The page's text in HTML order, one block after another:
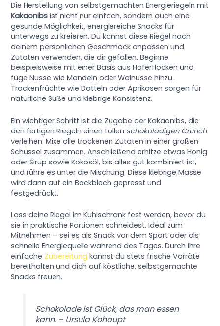
Die Herstellung von selbstgemachten Energieriegeln mit
Kakaonibs ist nicht nur einfach, sondern auch eine
gesunde Möglichkeit, energiereiche Snacks für
unterwegs zu kreieren. Du kannst diese Riegel nach
deinem persönlichen Geschmack anpassen und
Zutaten verwenden, die dir gefallen. Beginne
beispielsweise mit einer Basis aus Haferflocken und
füge Nüsse wie Mandeln oder Walnüsse hinzu.
Trockenfrüchte wie Datteln oder Aprikosen sorgen für
natürliche Süße und klebrige Konsistenz.
Ein wichtiger Schritt ist die Zugabe der Kakaonibs, die
den fertigen Riegeln einen tollen schokoladigen Crunch
verleihen. Mixe alle trockenen Zutaten in einer großen
Schüssel zusammen. Anschließend erhitze etwas Honig
oder Sirup sowie Kokosöl, bis alles gut kombiniert ist,
und rühre es unter die Mischung. Diese klebrige Masse
wird dann auf ein Backblech gepresst und
festgedrückt.
Lass deine Riegel im Kühlschrank fest werden, bevor du
sie in praktische Portionen schneidest. Ideal zum
Mitnehmen – sei es als Snack vor dem Sport oder als
schnelle Energiequelle während des Tages. Durch ihre
einfache Zubereitung kannst du stets frische Vorräte
bereithalten und dich auf köstliche, selbstgemachte
Snacks freuen.
Schokolade ist Glück, das man essen
kann. – Ursula Kohaupt